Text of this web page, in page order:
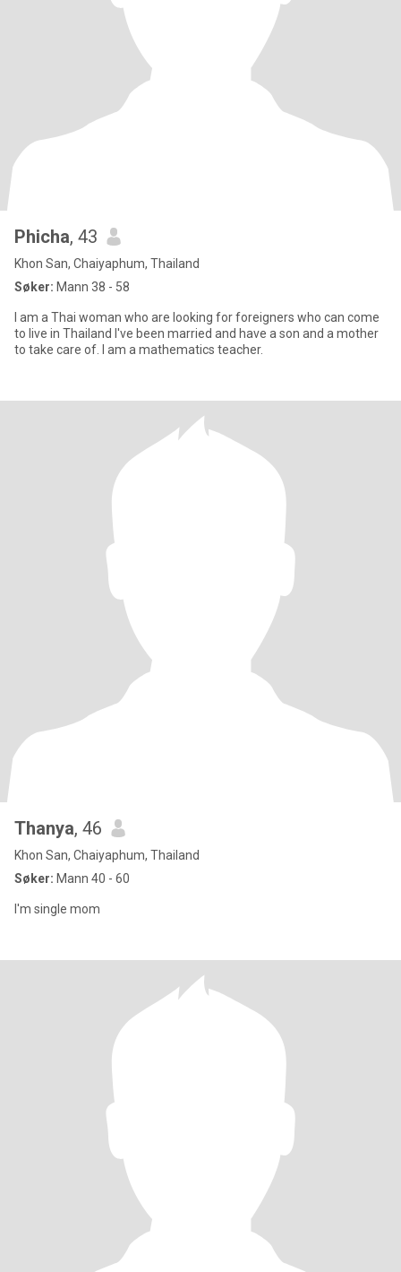
Phicha, 43
Khon San, Chaiyaphum, Thailand
Søker: Mann 38 - 58
I am a Thai woman who are looking for foreigners who can come
to live in Thailand I've been married and have a son and a mother
to take care of. I am a mathematics teacher.
Thanya, 46
Khon San, Chaiyaphum, Thailand
Søker: Mann 40 - 60
I'm single mom